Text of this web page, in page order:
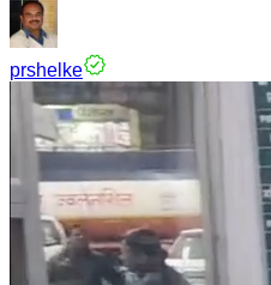
prshelke